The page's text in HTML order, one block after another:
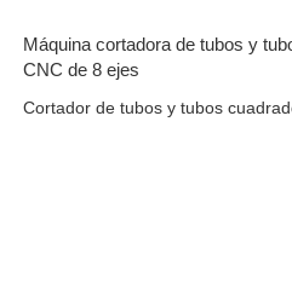
Máquina cortadora de tubos y
CNC de 8 ejes
Cortador de tubos y tubos